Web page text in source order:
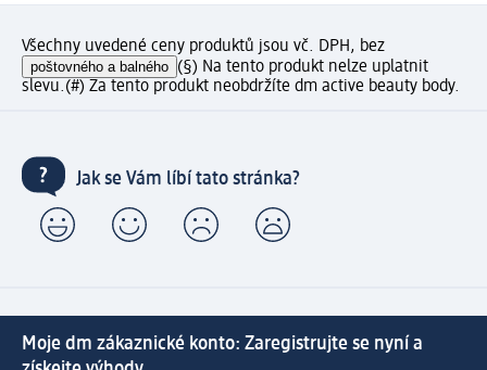
Všechny uvedené ceny produktů jsou vč. DPH, bez
poštovného a balného (§) Na tento produkt nelze uplatnit
slevu.(#) Za tento produkt neobdržíte dm active beauty body.
Jak se Vám líbí tato stránka?
Moje dm zákaznické konto: Zaregistrujte se nyní a